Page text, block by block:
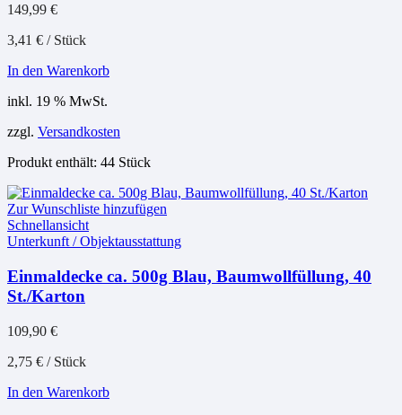
149,99 €
3,41 € / Stück
In den Warenkorb
inkl. 19 % MwSt.
zzgl. Versandkosten
Produkt enthält: 44 Stück
Zur Wunschliste hinzufügen
Schnellansicht
Unterkunft / Objektausstattung
Einmaldecke ca. 500g Blau, Baumwollfüllung, 40
St./Karton
109,90 €
2,75 € / Stück
In den Warenkorb